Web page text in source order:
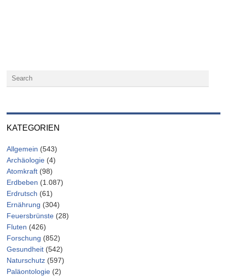
KATEGORIEN
Allgemein (543)
Archäologie (4)
Atomkraft (98)
Erdbeben (1.087)
Erdrutsch (61)
Ernährung (304)
Feuersbrünste (28)
Fluten (426)
Forschung (852)
Gesundheit (542)
Naturschutz (597)
Paläontologie (2)